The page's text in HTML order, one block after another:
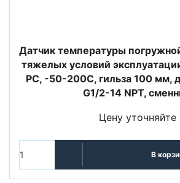
Датчик температуры
тяжелых условий
РС, -50-200C, гильза 100 мм,
G1/2-14 NPT,
Цену уточняйте
В